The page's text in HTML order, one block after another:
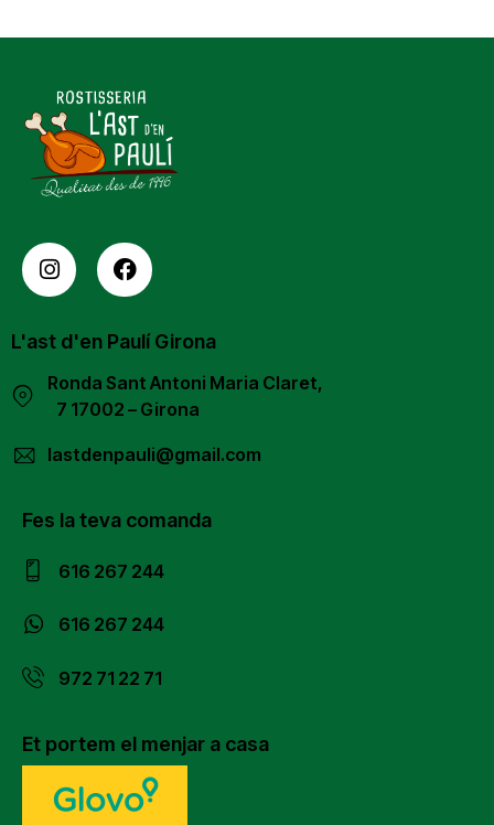
L'ast d'en Paulí Girona
Ronda Sant Antoni Maria Claret,
7 17002 – Girona
lastdenpauli@gmail.com
Fes la teva comanda
616 267 244
616 267 244
972 71 22 71
Et portem el menjar a casa